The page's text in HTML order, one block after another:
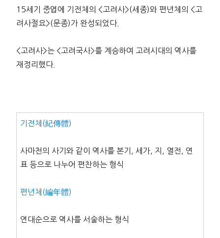
15세기 중엽에 기전체의 <고려사>(세종)와 편년체의 <고
려사절요>(문종)가 완성되었다.
<고려사>는 <고려국사>를 계승하여 고려시대의 역사를
재정리했다.
기전체(紀傳體)
사마천의 사기와 같이 역사를 본기, 세가, 지, 열전, 연
표 등으로 나누어 편찬하는 형식
편년체(編年體)
연대순으로 역사를 서술하는 형식